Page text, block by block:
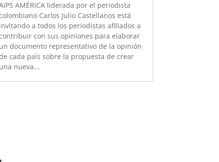
AMÉRICA liderada por el periodista
Carlos Julio Castellanos está
invitando a todos los periodistas afiliados a
con sus opiniones para elaborar
un documento representativo de la opinión
cada país sobre la propuesta de crear
una nueva...